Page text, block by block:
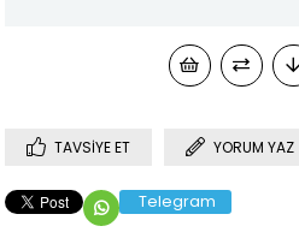
TAVSIYE ET YORUM YAZ
Telegram